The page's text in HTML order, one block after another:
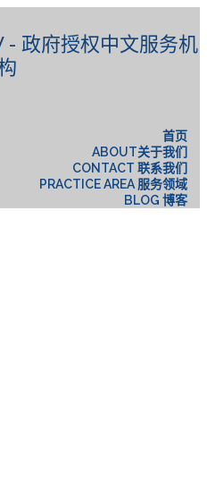
- 政府授权中文服务机
首页
ABOUT关于我们
CONTACT 联系我们
PRACTICE AREA 服务领域
BLOG 博客